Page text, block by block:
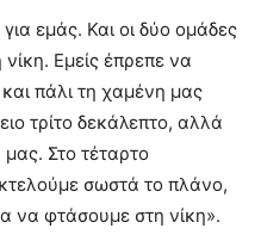
εμάς. Και οι δύο ομάδες
Εμείς έπρεπε να
πάλι τη χαμένη μας
τρίτο δεκάλεπτο, αλλά
Στο τέταρτο
σωστά το πλάνο,
να φτάσουμε στη νίκη».